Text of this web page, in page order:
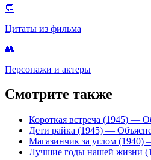
💬
Цитаты из фильма
👥
Персонажи и актеры
Смотрите также
Короткая встреча (1945) —
Дети райка (1945) —
Магазинчик за углом (1940)
Лучшие годы нашей жизни